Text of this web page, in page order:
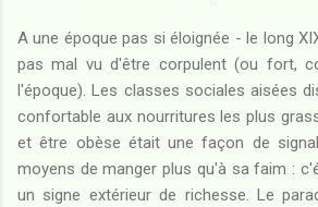
A une époque pas si éloignée - le long
pas mal vu d'être corpulent (ou fort,
l'époque). Les classes sociales aisées
confortable aux nourritures les plus
et être obèse était une façon de
moyens de manger plus qu'à sa faim :
un signe extérieur de richesse. Le